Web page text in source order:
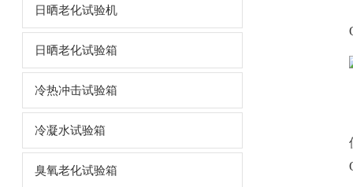
日晒老化试验机
日晒老化试验箱
冷热冲击试验箱
冷凝水试验箱
臭氧老化试验箱